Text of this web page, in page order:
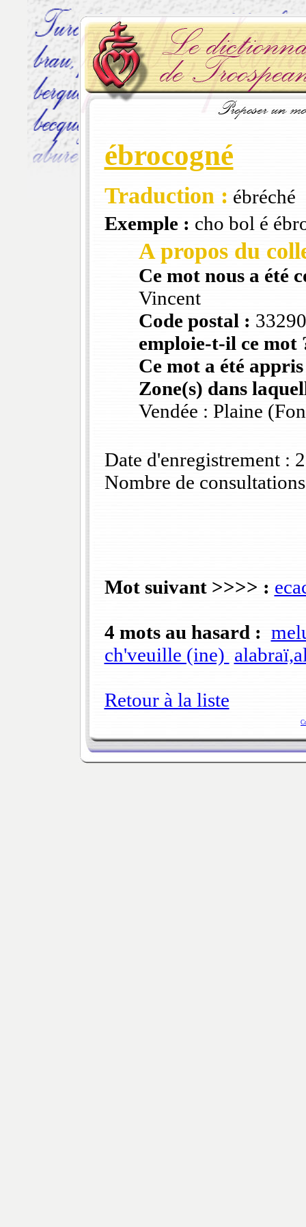
ébrocogné
Traduction : ébréché
Exemple : cho bol é
A propos du
Ce mot nous a été
Vincent
Code postal :
emploie-t-il ce mot
Ce mot a été
Zone(s) dans
Vendée : Plaine
Date d'enregistrement :
Nombre de
Mot suivant >>>> :
4 mots au hasard :
ch'veuille (ine)
Retour à la liste